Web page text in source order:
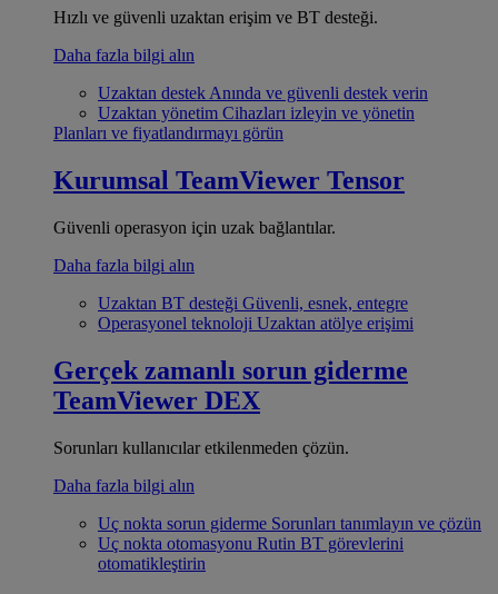
Hızlı ve güvenli uzaktan erişim ve BT desteği.
Daha fazla bilgi alın
Uzaktan destek Anında ve güvenli destek verin
Uzaktan yönetim Cihazları izleyin ve yönetin
Planları ve fiyatlandırmayı görün
Kurumsal TeamViewer Tensor
Güvenli operasyon için uzak bağlantılar.
Daha fazla bilgi alın
Uzaktan BT desteği Güvenli, esnek, entegre
Operasyonel teknoloji Uzaktan atölye erişimi
Gerçek zamanlı sorun giderme
TeamViewer DEX
Sorunları kullanıcılar etkilenmeden çözün.
Daha fazla bilgi alın
Uç nokta sorun giderme Sorunları tanımlayın ve çözün
Uç nokta otomasyonu Rutin BT görevlerini
otomatikleştirin